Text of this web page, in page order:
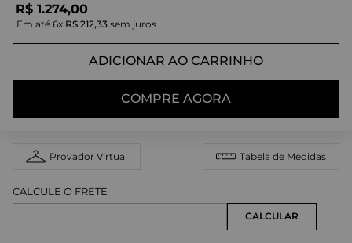
R$ 1.274,00
Em até 6x R$ 212,33 sem juros
ADICIONAR AO CARRINHO
COMPRE AGORA
Provador Virtual Tabela de Medidas